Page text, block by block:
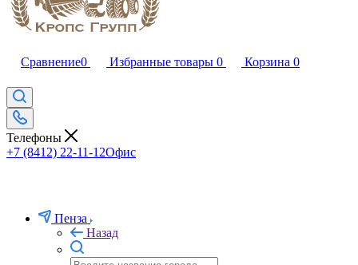
Сравнение0 Избранные товары 0 Корзина 0
Телефоны
+7 (8412) 22-11-12Офис
Пенза
Назад